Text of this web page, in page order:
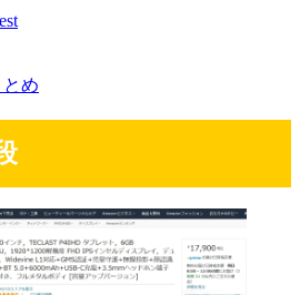
とめ